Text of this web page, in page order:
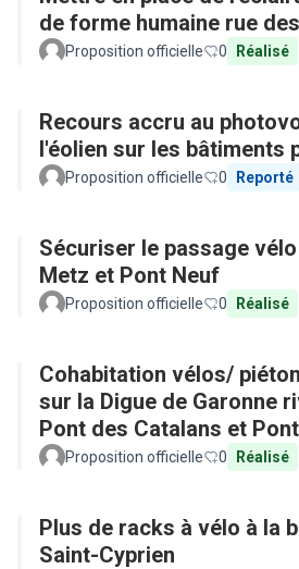
de forme humaine rue
Proposition officielle 0 Réalisé
Recours accru au
l'éolien sur les bâtiments
Proposition officielle 0 Reporté
Sécuriser le passage
Metz et Pont Neuf
Proposition officielle 0 Réalisé
Cohabitation vélos/
sur la Digue de Garonne
Pont des Catalans et
Proposition officielle 0 Réalisé
Plus de racks à vélo à la
Saint-Cyprien